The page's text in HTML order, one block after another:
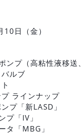
日（金）
プ（高粘性液移送
ルブ
ラインナップ
プ「新LASD」
プ「IV」
タ「MBG」